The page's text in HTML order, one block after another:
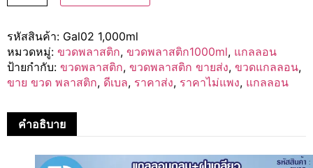
รหัสสินค้า: Gal02 1,000ml
หมวดหมู่: ขวดพลาสติก, ขวดพลาสติก1000ml, แกลลอน
ป้ายกำกับ: ขวดพลาสติก, ขวดพลาสติก ขายส่ง, ขวดแกลลอน,
ขาย ขวด พลาสติก, ดีเบล, ราคาส่ง, ราคาไม่แพง, แกลลอน
คำอธิบาย